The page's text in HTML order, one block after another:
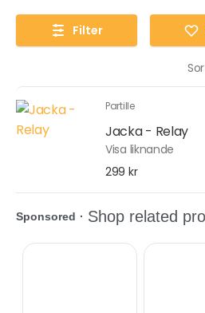
Filter
Partille
Jacka - Relay
Visa liknande
299 kr